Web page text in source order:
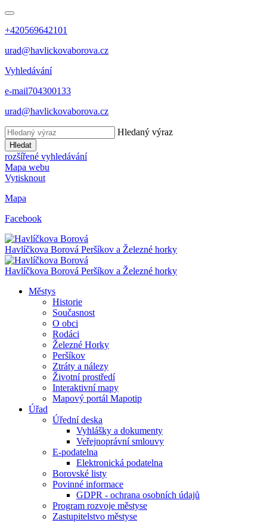
+420569642101
urad@havlickovaborova.cz
Vyhledávání
e-mail704300133
urad@havlickovaborova.cz
Hledaný výraz
Hledat
rozšířené vyhledávání
Mapa webu
Vytisknout
Mapa
Facebook
Havlíčkova Borová Peršíkov a Železné horky
Havlíčkova Borová Peršíkov a Železné horky
Městys
Historie
Současnost
O obci
Rodáci
Železné Horky
Peršíkov
Ztráty a nálezy
Životní prostředí
Interaktivní mapy
Mapový portál Mapotip
Úřad
Úřední deska
Vyhlášky a dokumenty
Veřejnoprávní smlouvy
E-podatelna
Elektronická podatelna
Borovské listy
Povinné informace
GDPR - ochrana osobních údajů
Program rozvoje městyse
Zastupitelstvo městyse